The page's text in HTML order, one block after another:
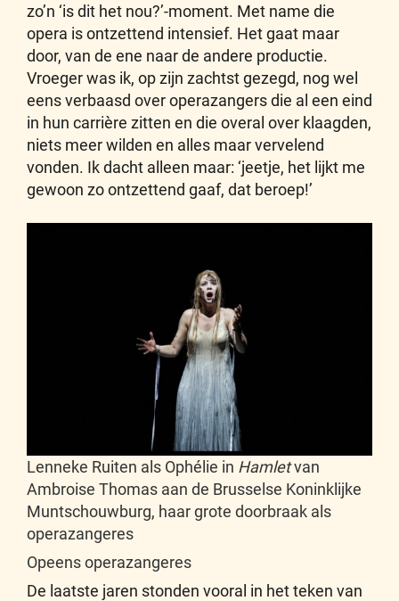
zo’n ‘is dit het nou?’-moment. Met name die
opera is ontzettend intensief. Het gaat maar
door, van de ene naar de andere productie.
Vroeger was ik, op zijn zachtst gezegd, nog wel
eens verbaasd over operazangers die al een eind
in hun carrière zitten en die overal over klaagden,
niets meer wilden en alles maar vervelend
vonden. Ik dacht alleen maar: ‘jeetje, het lijkt me
gewoon zo ontzettend gaaf, dat beroep!’
Lenneke Ruiten als Ophélie in Hamletvan
Ambroise Thomas aan de Brusselse Koninklijke
Muntschouwburg, haar grote doorbraak als
operazangeres
Opeens operazangeres
De laatste jaren stonden vooral in het teken van